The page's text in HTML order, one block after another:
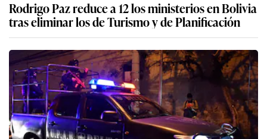
Rodrigo Paz reduce a 12 los ministerios en Bolivia
tras eliminar los de Turismo y de Planificación